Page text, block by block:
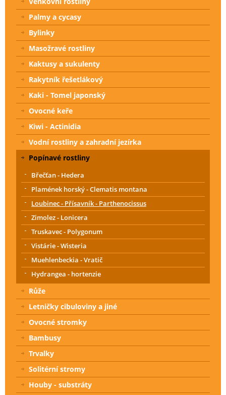
Palmy a cycasy
Bylinky
Masožravé rostliny
Kaktusy a sukulenty
Rakytník řešetlákový
Kaki - Tomel japonský
Ovocné keře
Kiwi - Actinidia
Vodní rostliny a zahradní jezírka
Popínavé rostliny
Břečťan - Hedera
Plamének horský - Clematis montana
Loubinec - Přísavník - Parthenocissus
Zimolez - Lonicera
Truskavec - Polygonum
Vistárie - Wisteria
Muehlenbeckia - Vratič
Hydrangea - hortenzie
Růže
Letničky cibuloviny a jiné
Ovocné stromky
Bambusy
Trvalky
Solitérní stromy
Houby - substráty